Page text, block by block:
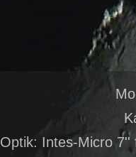
Optik: Intes-Micro 7''